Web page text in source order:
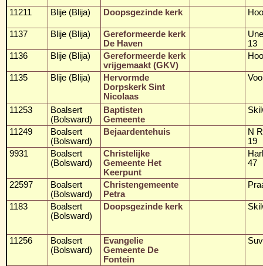
11211 Blije (Blija) Doopsgezinde kerk
1137 Blije (Blija)
Gereformeerde kerk
De Haven
13
1136
Blije (Blija)
Gereformeerde kerk
vrijgemaakt (GKV)
1135 Blije (Blija)
Hervormde
Dorpskerk Sint
Nicolaas
11253
Boalsert
(Bolsward)
Baptisten
Gemeente
11249
Boalsert
(Bolsward)
Bejaardentehuis
N
19
9931
Boalsert
(Bolsward)
Christelijke
Gemeente Het
Keerpunt
47
22597
Boalsert
(Bolsward)
Christengemeente
Petra
1183
Boalsert
(Bolsward)
Doopsgezinde kerk
11256
Boalsert
(Bolsward)
Evangelie
Gemeente De
Fontein